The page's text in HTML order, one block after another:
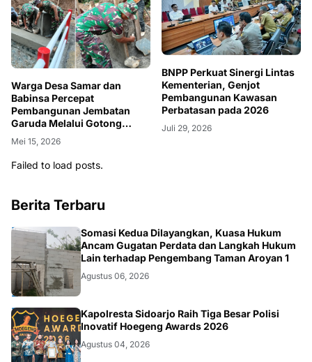
Warga Desa Samar dan
Babinsa Percepat
Pembangunan Jembatan
Garuda Melalui Gotong
Royong
Mei 15, 2026
BNPP Perkuat Sinergi Lintas
Kementerian, Genjot
Pembangunan Kawasan
Perbatasan pada 2026
Juli 29, 2026
Failed to load posts.
Berita Terbaru
HUKUM.DAERAH
Somasi Kedua Dilayangkan, Kuasa Hukum
Ancam Gugatan Perdata dan Langkah Hukum
Lain terhadap Pengembang Taman Aroyan 1
Agustus 06, 2026
POLRI
Kapolresta Sidoarjo Raih Tiga Besar Polisi
Inovatif Hoegeng Awards 2026
Agustus 04, 2026